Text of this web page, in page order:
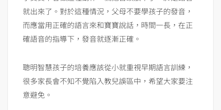
就出來了。對於這種情況，父母不要學孩子的發音，
而應當用正確的語言來和寶寶說話，時間一長，在正
確語音的指導下，發音就逐漸正確。
聰明智慧孩子的培養應該從小就重視早期語言訓練，
很多家長會不知不覺陷入教兒誤區中，希望大家要注
意避免。